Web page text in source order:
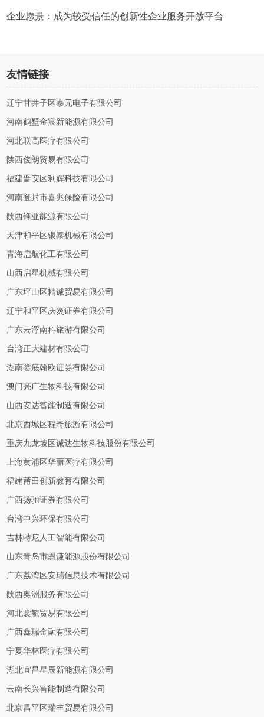
企业愿景：成为较受信任的创新性企业服务开放平台
友情链接
辽宁甘井子区泰元电子有限公司
河南鹤壁金宸新能源有限公司
河北联高医疗有限公司
陕西俊朗贸易有限公司
福建晋安区利辉科技有限公司
河南登封市喜兆保险有限公司
陕西锋亚能源有限公司
天津和平区银泰机械有限公司
青海启航化工有限公司
山西启星机械有限公司
广东坪山区精诚贸易有限公司
辽宁和平区庆炎证券有限公司
广东云浮南科旅游有限公司
台湾正大建材有限公司
湖南娄底翰欧证券有限公司
澳门亮广生物科技有限公司
山西安达智能制造有限公司
北京西城区程奇旅游有限公司
重庆九龙坡区诚达生物科技股份有限公司
上海黄浦区华丽医疗有限公司
福建莆田创新教育有限公司
广西扬驰证券有限公司
台湾中兴环保有限公司
吉林特尼人工智能有限公司
山东青岛市恩谦能源股份有限公司
广东荔湾区安瑞信息技术有限公司
陕西奥洲服务有限公司
河北裳毓贸易有限公司
广西鑫瑞金融有限公司
宁夏华林医疗有限公司
湖北宜昌星辰新能源有限公司
云南长兴智能制造有限公司
北京昌平区瑞丰贸易有限公司